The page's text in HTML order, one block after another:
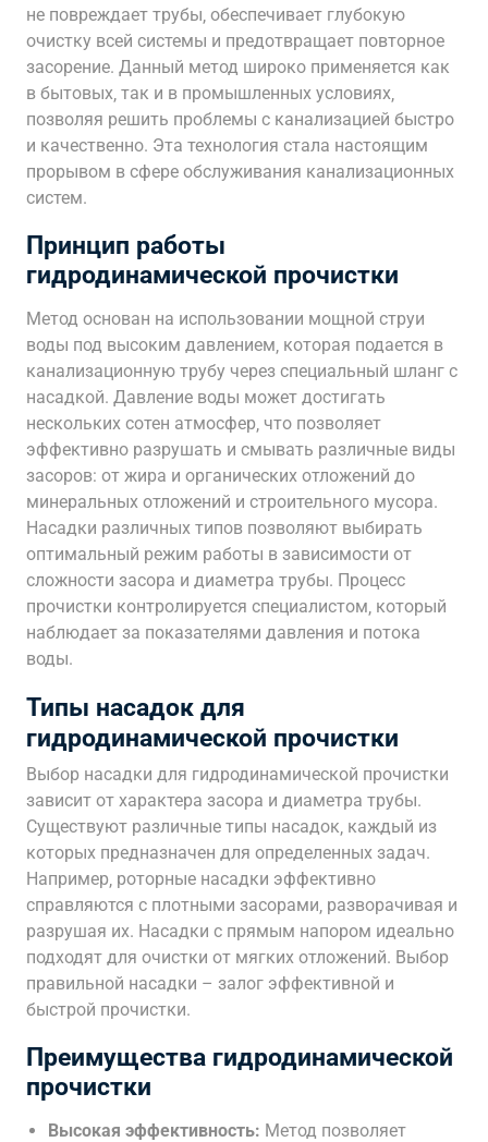
не повреждает трубы‚ обеспечивает глубокую
очистку всей системы и предотвращает повторное
засорение. Данный метод широко применяется как
в бытовых‚ так и в промышленных условиях‚
позволяя решить проблемы с канализацией быстро
и качественно. Эта технология стала настоящим
прорывом в сфере обслуживания канализационных
систем.
Принцип работы
гидродинамической прочистки
Метод основан на использовании мощной струи
воды под высоким давлением‚ которая подается в
канализационную трубу через специальный шланг с
насадкой. Давление воды может достигать
нескольких сотен атмосфер‚ что позволяет
эффективно разрушать и смывать различные виды
засоров: от жира и органических отложений до
минеральных отложений и строительного мусора.
Насадки различных типов позволяют выбирать
оптимальный режим работы в зависимости от
сложности засора и диаметра трубы. Процесс
прочистки контролируется специалистом‚ который
наблюдает за показателями давления и потока
воды.
Типы насадок для
гидродинамической прочистки
Выбор насадки для гидродинамической прочистки
зависит от характера засора и диаметра трубы.
Существуют различные типы насадок‚ каждый из
которых предназначен для определенных задач.
Например‚ роторные насадки эффективно
справляются с плотными засорами‚ разворачивая и
разрушая их. Насадки с прямым напором идеально
подходят для очистки от мягких отложений. Выбор
правильной насадки – залог эффективной и
быстрой прочистки.
Преимущества гидродинамической
прочистки
Высокая эффективность: Метод позволяет